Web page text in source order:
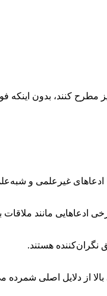
مطرح کنند، بدون اینکه
ادعاهای غیرعلمی و
مانند ملاقات
نگران‌کننده هستند.
بالا از دلایل اصلی